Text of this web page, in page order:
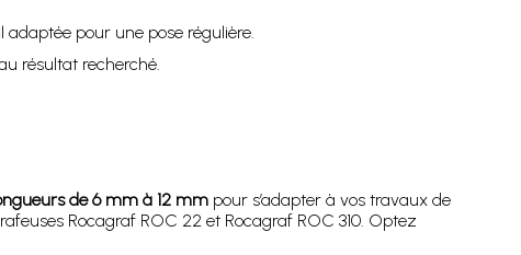
pour une pose régulière.
résultat recherché.
de 6 mm à 12 mmpour s’adapter à vos travaux de
Rocagraf ROC 22 et Rocagraf ROC 310. Optez